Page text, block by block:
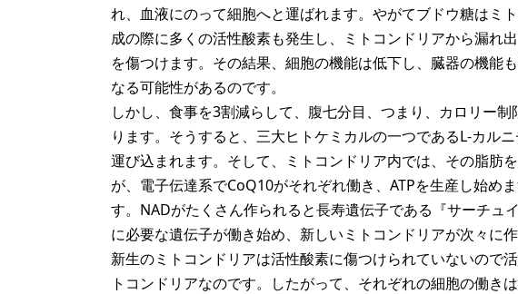
れ、血液にのって細胞へと運ばれます。やがてブドウ糖はミ
成の際に多くの活性酸素も発生し、ミトコンドリアから漏れ
を傷つけます。その結果、細胞の機能は低下し、臓器の機能
なる可能性があるのです。
しかし、食事を3割減らして、腹七分目、つまり、カロリー
ります。そうすると、三大ヒトケミカルの一つであるL-カル
運び込まれます。そして、ミトコンドリア内では、その脂肪
が、電子伝達系でCoQ10がそれぞれ働き、ATPを生産し始め
す。NADがたくさん作られると長寿遺伝子である『サーチュ
に必要な遺伝子が働き始め、新しいミトコンドリアが次々に作
新生のミトコンドリアは活性酸素に傷つけられていないので
トコンドリアなのです。したがって、それぞれの細胞の働き